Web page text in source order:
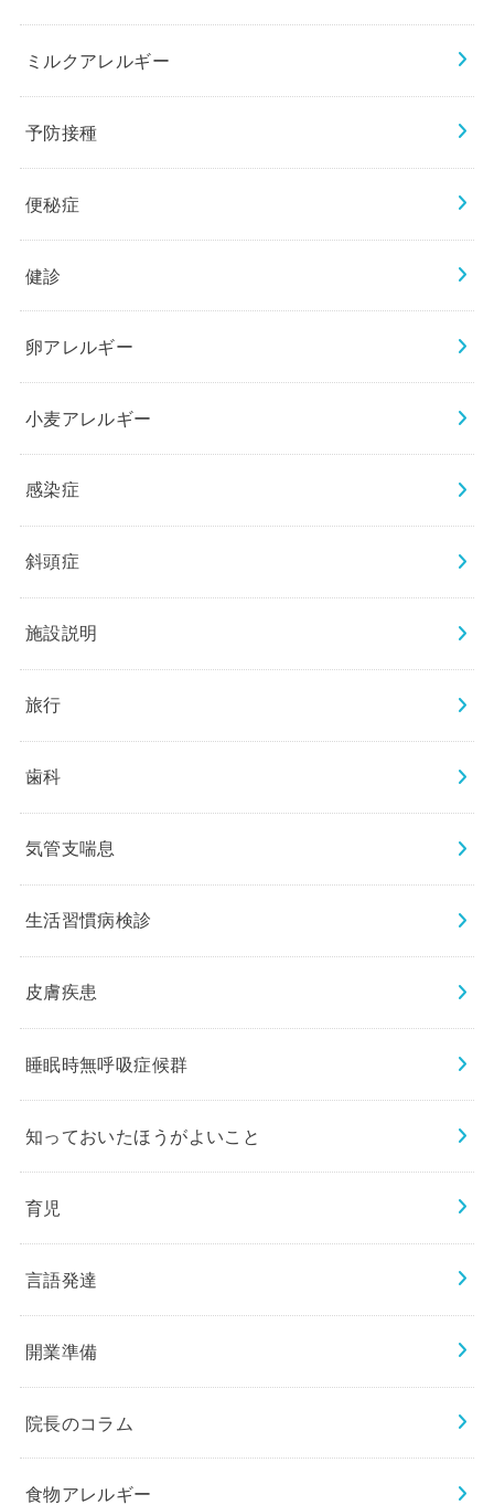
ミルクアレルギー
予防接種
便秘症
健診
卵アレルギー
小麦アレルギー
感染症
斜頭症
施設説明
旅行
歯科
気管支喘息
生活習慣病検診
皮膚疾患
睡眠時無呼吸症候群
知っておいたほうがよいこと
育児
言語発達
開業準備
院長のコラム
食物アレルギー